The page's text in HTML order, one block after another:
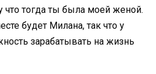
что тогда ты была моей женой.
будет Милана, так что у
зарабатывать на жизнь